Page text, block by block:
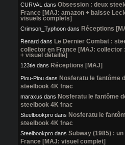
CURVAL dans Obsession : deux
France [MAJ: amazon + baisse
visuels complets]
Crimson_Typhoon dans Réceptions
Renard dans Le Dernier Combat :
collector en France [MAJ: collector
+ visuel détaillé]
123tie dans Réceptions [MAJ]
Piou-Piou dans Nosferatu le fantôme
steelbook 4K fnac
maraxus dans Nosferatu le fantôme
steelbook 4K fnac
Steelbookpro dans Nosferatu le
steelbook 4K fnac
Steelbookpro dans Subway (1985) :
France [MAJ: visuel complet]